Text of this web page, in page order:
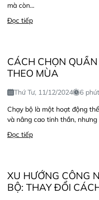
mà còn...
Đọc tiếp
CÁCH CHỌN
THEO MÙA
Thứ Tư, 11/12/2024
6
Chạy bộ là một hoạt động
và nâng cao tinh thần,
Đọc tiếp
XU HƯỚNG CÔNG
BỘ: THAY ĐỔI